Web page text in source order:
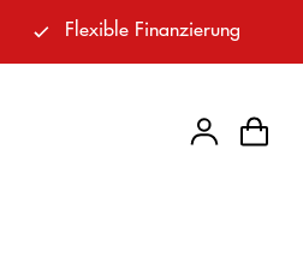
Flexible Finanzierung